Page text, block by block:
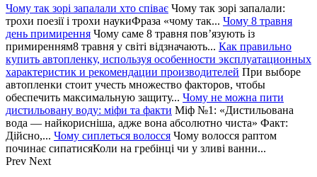
Чому так зорі запалали хто співає Чому так зорі запалали:
трохи поезії і трохи наукиФраза «чому так... Чому 8 травня
день примирення Чому саме 8 травня пов’язують із
примиренням8 травня у світі відзначають... Как правильно
купить автопленку, используя особенности эксплуатационных
характеристик и рекомендации производителей При выборе
автопленки стоит учесть множество факторов, чтобы
обеспечить максимальную защиту... Чому не можна пити
дистильовану воду: міфи та факти Міф №1: «Дистильована
вода — найкорисніша, адже вона абсолютно чиста» Факт:
Дійсно,... Чому сиплеться волосся Чому волосся раптом
починає сипатисяКоли на гребінці чи у зливі ванни...
Prev Next